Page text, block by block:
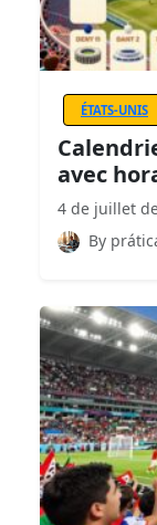
ÉTATS-UNIS
avec
4 de juillet
By